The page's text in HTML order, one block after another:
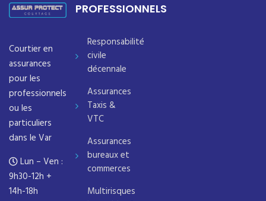
Courtier en
assurances
pour les
professionnels
ou les
particuliers
dans le Var
Lun – Ven :
9h30-12h +
14h-18h
PROFESSIONNELS
Responsabilité
civile
décennale
Assurances
Taxis &
VTC
Assurances
bureaux et
commerces
Multirisques